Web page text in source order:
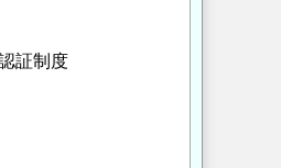
証制度